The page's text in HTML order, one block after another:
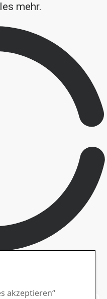
mehr.
akzeptieren“